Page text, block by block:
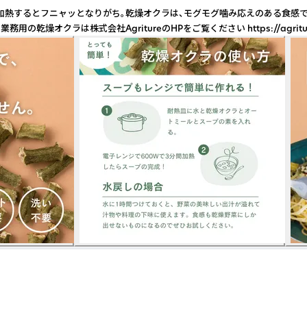
とフニャッとなりがち。乾燥オクラは、モグモグ噛み応えのあ
。 業務用の乾燥オクラは株式会社AgritureのHPをご覧ください https://